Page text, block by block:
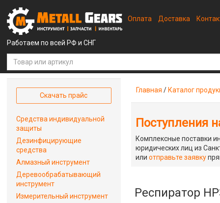
Работаем по всей РФ и СНГ
Оплата Доставка
Главная / Каталог
Поступления
Комплексные поставки
юридических лиц из
илиотправьте заявку
Респиратор
Скачать прайс
Средства индивидуальной
защиты
Дезинфицирующие
средства
Алмазный инструмент
Деревообрабатывающий
инструмент
Измерительный инструмент